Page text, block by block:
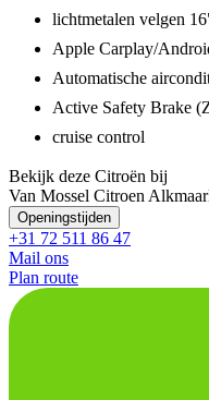
lichtmetalen velgen
Apple Carplay/
Automatische
Active Safety Brake
cruise control
Bekijk deze Citroën bij
Van Mossel Citroen Alkmaar
Openingstijden
+31 72 511 86 47
Mail ons
Plan route